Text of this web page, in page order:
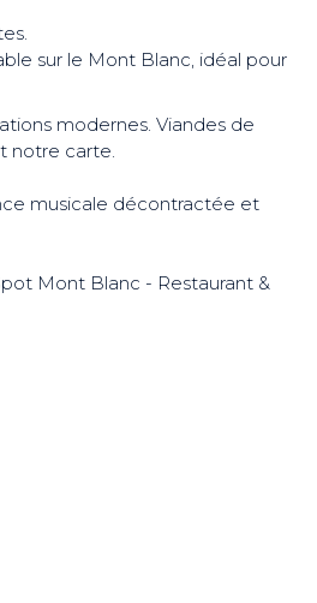
sur le Mont Blanc, idéal pour
modernes. Viandes de
notre carte.
musicale décontractée et
Mont Blanc - Restaurant &